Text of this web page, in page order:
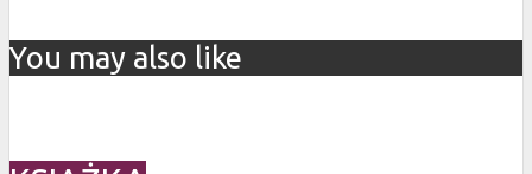
You may also like